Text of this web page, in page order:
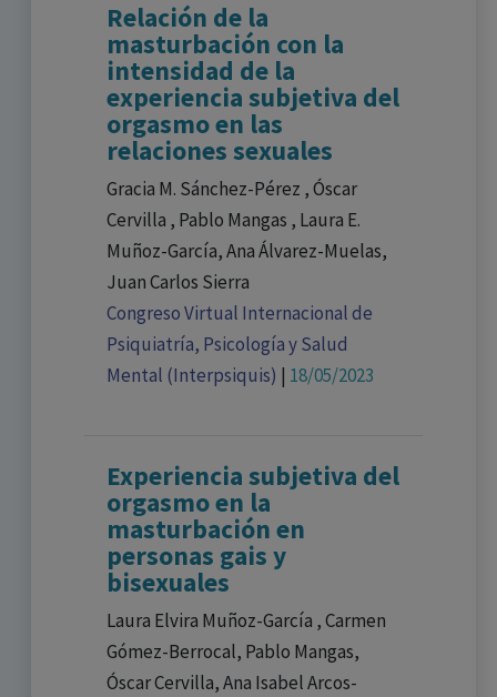
Relación de la
masturbación con la
intensidad de la
experiencia subjetiva del
orgasmo en las
relaciones sexuales
Gracia M. Sánchez-Pérez , Óscar
Cervilla , Pablo Mangas , Laura E.
Muñoz-García, Ana Álvarez-Muelas,
Juan Carlos Sierra
Congreso Virtual Internacional de
Psiquiatría, Psicología y Salud
Mental (Interpsiquis) | 18/05/2023
Experiencia subjetiva del
orgasmo en la
masturbación en
personas gais y
bisexuales
Laura Elvira Muñoz-García , Carmen
Gómez-Berrocal, Pablo Mangas,
Óscar Cervilla, Ana Isabel Arcos-